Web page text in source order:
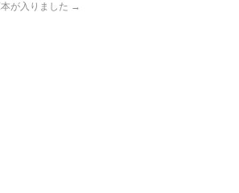
が入りました →